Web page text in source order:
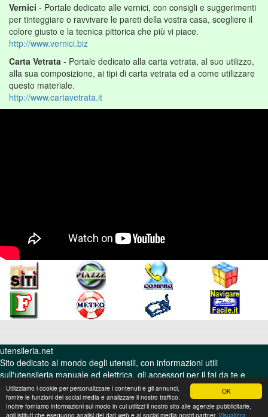
OK
Utilizziamo i cookie per personalizzare i contenuti e gli annunci,
fornire le funzioni dei social media e analizzare il nostro traffico.
Inoltre forniamo informazioni sul modo in cui utilizzi il nostro sito alle agenzie pubblicitarie,
agli istituti che eseguono analisi dei dati web e ai social media nostri partner. Visualizza
Vernici - Portale dedicato alle vernici, con consigli e suggerimenti
per tinteggiare o ravvivare le pareti della vostra casa, scegliere il
colore giusto e la tecnica pittorica che più vi piace.
http://www.vernici.biz
Carta Vetrata - Portale dedicato alla carta vetrata, al suo utilizzo,
alla sua composizione, ai tipi di carta vetrata ed a come utilizzare
questo materiale.
http://www.cartavetrata.it
utensileria.net
Sito dedicato al mondo degli utensili, con informazioni utili
sull'utensileria manuale ed elettrica, gli accessori per il fai da te e
qualche consiglio per avere in casa una cassetta degli attrezzi fornita
di tutto ciò che occorre.